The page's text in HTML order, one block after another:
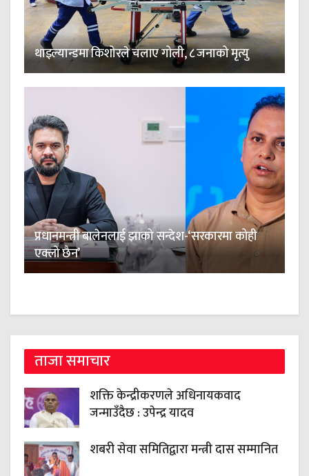
थाइल्यान्डमा किशोरले चलाए गोली, ८ जनाको मृत्यु
प्रधानमन्त्री बालेनलाई झाको सन्देश-‘सरकारमा कोही
एक्लो छैन’
ताजा समाचार
शक्ति केन्द्रीकरणले अधिनायकवाद
जन्माउँदैछ : उपेन्द्र यादव
शबरी सेवा समितिद्वारा मन्त्री दास सम्मानित